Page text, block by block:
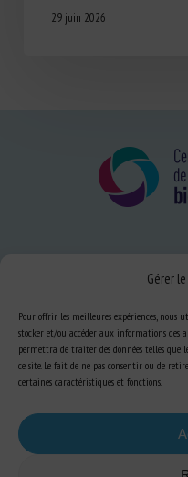
Gérer
Pour offrir les meilleures expériences, nous
stocker et/ou accéder aux informations des
permettra de traiter des données telles
ce site. Le fait de ne pas consentir ou de
certaines caractéristiques et fonctions.
29 juin 2026
Se